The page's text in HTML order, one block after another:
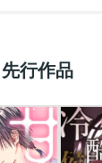
行作品